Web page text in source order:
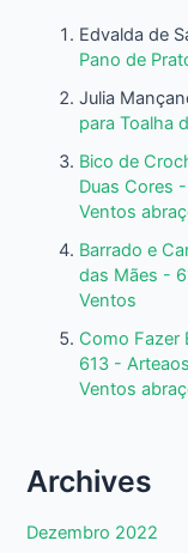
Edvalda de
Pano de
Julia
para Toalha
Bico de
Duas Cores
Ventos
Barrado e
das Mães -
Ventos
Como Fazer
613 -
Ventos
Archives
Dezembro 2022